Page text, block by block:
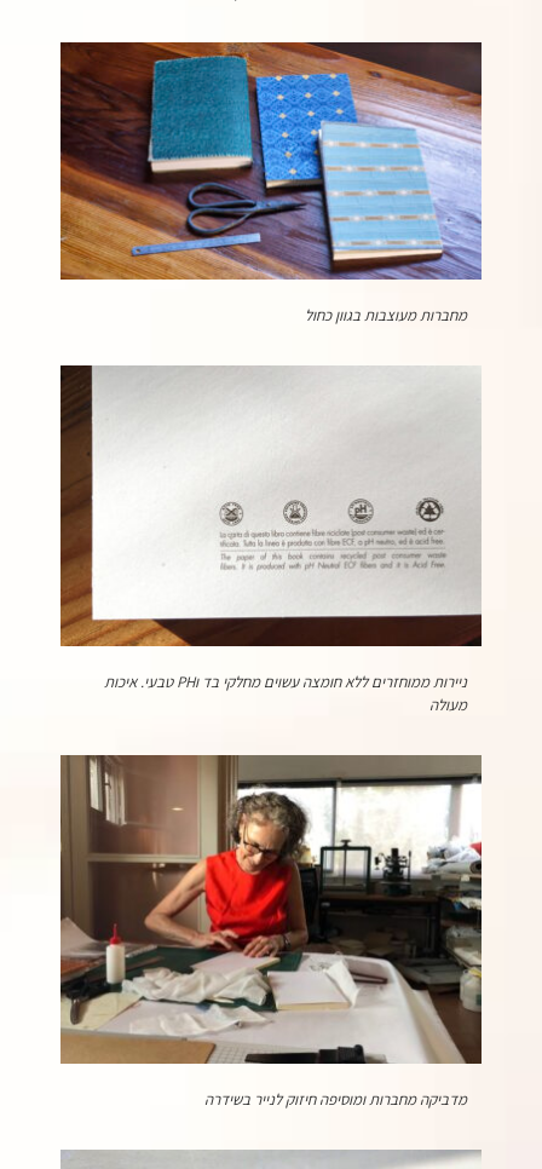
מחברות מעוצבות בגוון כחול
ניירות ממוחזרים ללא חומצה עשוים מחלקי בד וPH טבעי. איכות
מעולה
מדביקה מחברות ומוסיפה חיזוק לנייר בשידרה